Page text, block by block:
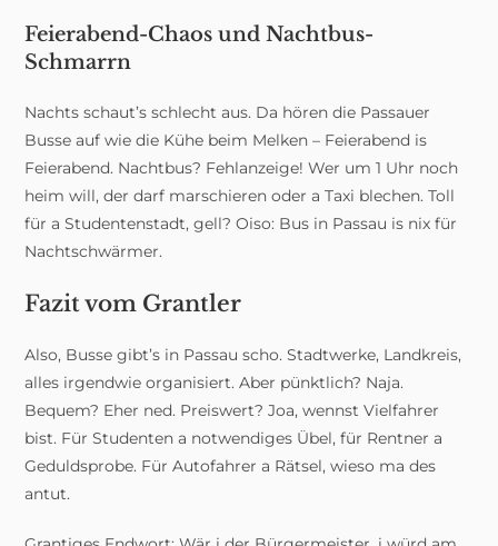
Feierabend-Chaos und Nachtbus-
Schmarrn
Nachts schaut’s schlecht aus. Da hören die Passauer
Busse auf wie die Kühe beim Melken – Feierabend is
Feierabend. Nachtbus? Fehlanzeige! Wer um 1 Uhr noch
heim will, der darf marschieren oder a Taxi blechen. Toll
für a Studentenstadt, gell? Oiso: Bus in Passau is nix für
Nachtschwärmer.
Fazit vom Grantler
Also, Busse gibt’s in Passau scho. Stadtwerke, Landkreis,
alles irgendwie organisiert. Aber pünktlich? Naja.
Bequem? Eher ned. Preiswert? Joa, wennst Vielfahrer
bist. Für Studenten a notwendiges Übel, für Rentner a
Geduldsprobe. Für Autofahrer a Rätsel, wieso ma des
antut.